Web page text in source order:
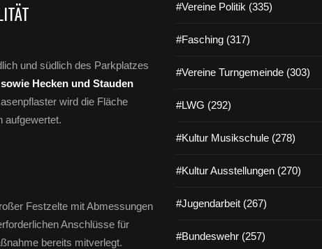
und südlich des Parkplatzes
Hecken und Stauden
wird die Fläche
aufgewertet.
Festzelte mit Abmessungen
Anschlüsse für
bereits mitverlegt.
#Vereine Politik (335)
#Fasching (317)
#Vereine Turngemeinde (303)
#LWG (292)
#Kultur Musikschule (278)
#Kultur Ausstellungen (270)
#Jugendarbeit (267)
#Bundeswehr (257)